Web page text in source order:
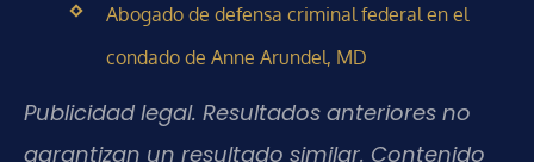
Abogado de defensa criminal federal en el
condado de Anne Arundel, MD
Publicidad legal. Resultados anteriores no
garantizan un resultado similar. Contenido